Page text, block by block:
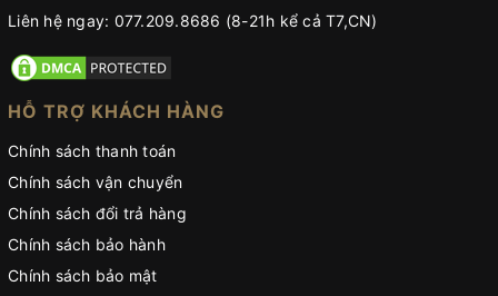
Liên hệ ngay: 077.209.8686 (8-21h kể cả T7,CN)
HỖ TRỢ KHÁCH HÀNG
Chính sách thanh toán
Chính sách vận chuyển
Chính sách đổi trả hàng
Chính sách bảo hành
Chính sách bảo mật